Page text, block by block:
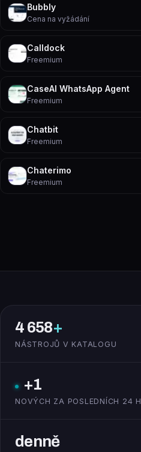
Bubbly
Cena na vyžádání
Calldock
Freemium
CaseAI WhatsApp Agent
Freemium
Chatbit
Freemium
Chaterimo
Freemium
4 658+
NÁSTROJŮ V KATALOGU
+1
NOVÝCH ZA POSLEDNÍCH 24 H
denně